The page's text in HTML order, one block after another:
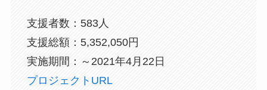
支援者数：583人
支援総額：5,352,050円
実施期間：～2021年4月22日
プロジェクトURL